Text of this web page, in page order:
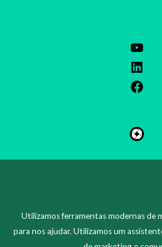
Utilizamos ferramentas modernas de
para nos ajudar. Utilizamos um